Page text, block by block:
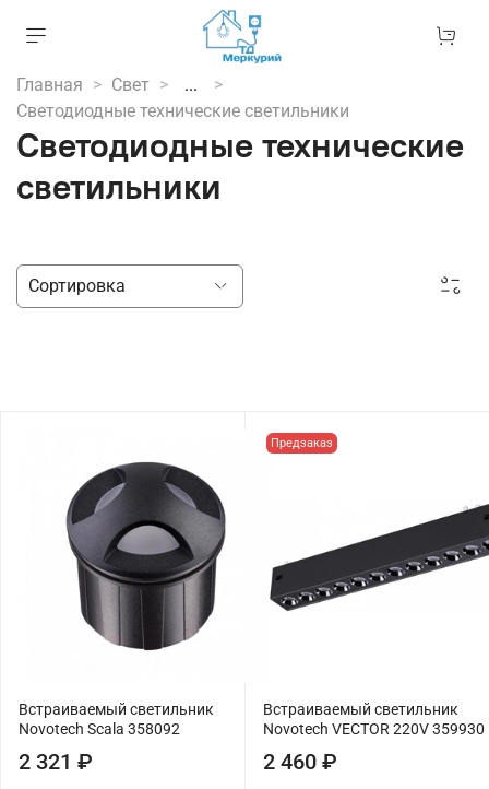
Главная Свет
...
Светодиодные технические светильники
Светодиодные технические
светильники
Встраиваемый светильник
Novotech Scala 358092
2 321 ₽
Предзаказ
Встраиваемый светильник
Novotech VECTOR 220V 359930
2 460 ₽